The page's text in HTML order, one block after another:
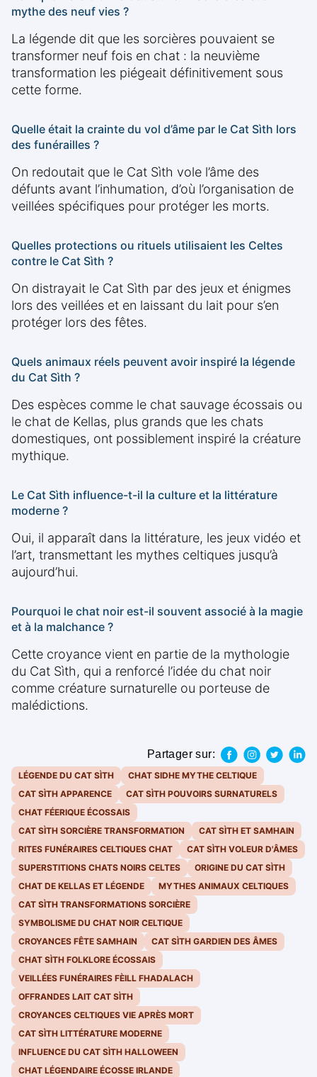
mythe des neuf vies ?
La légende dit que les sorcières pouvaient se
transformer neuf fois en chat : la neuvième
transformation les piégeait définitivement sous
cette forme.
Quelle était la crainte du vol d’âme par le Cat Sìth lors
des funérailles ?
On redoutait que le Cat Sìth vole l’âme des
défunts avant l’inhumation, d’où l’organisation de
veillées spécifiques pour protéger les morts.
Quelles protections ou rituels utilisaient les Celtes
contre le Cat Sìth ?
On distrayait le Cat Sìth par des jeux et énigmes
lors des veillées et en laissant du lait pour s’en
protéger lors des fêtes.
Quels animaux réels peuvent avoir inspiré la légende
du Cat Sìth ?
Des espèces comme le chat sauvage écossais ou
le chat de Kellas, plus grands que les chats
domestiques, ont possiblement inspiré la créature
mythique.
Le Cat Sìth influence-t-il la culture et la littérature
moderne ?
Oui, il apparaît dans la littérature, les jeux vidéo et
l’art, transmettant les mythes celtiques jusqu’à
aujourd’hui.
Pourquoi le chat noir est-il souvent associé à la magie
et à la malchance ?
Cette croyance vient en partie de la mythologie
du Cat Sìth, qui a renforcé l’idée du chat noir
comme créature surnaturelle ou porteuse de
malédictions.
Partager sur:
LÉGENDE DU CAT SÌTH
CHAT SIDHE MYTHE CELTIQUE
CAT SÌTH APPARENCE
CAT SÌTH POUVOIRS SURNATURELS
CHAT FÉERIQUE ÉCOSSAIS
CAT SÌTH SORCIÈRE TRANSFORMATION
CAT SÌTH ET SAMHAIN
RITES FUNÉRAIRES CELTIQUES CHAT
CAT SÌTH VOLEUR D'ÂMES
SUPERSTITIONS CHATS NOIRS CELTES
ORIGINE DU CAT SÌTH
CHAT DE KELLAS ET LÉGENDE
MYTHES ANIMAUX CELTIQUES
CAT SÌTH TRANSFORMATIONS SORCIÈRE
SYMBOLISME DU CHAT NOIR CELTIQUE
CROYANCES FÊTE SAMHAIN
CAT SÌTH GARDIEN DES ÂMES
CHAT SÌTH FOLKLORE ÉCOSSAIS
VEILLÉES FUNÉRAIRES FÈILL FHADALACH
OFFRANDES LAIT CAT SÌTH
CROYANCES CELTIQUES VIE APRÈS MORT
CAT SÌTH LITTÉRATURE MODERNE
INFLUENCE DU CAT SÌTH HALLOWEEN
CHAT LÉGENDAIRE ÉCOSSE IRLANDE